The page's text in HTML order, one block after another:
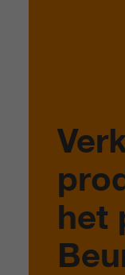
het